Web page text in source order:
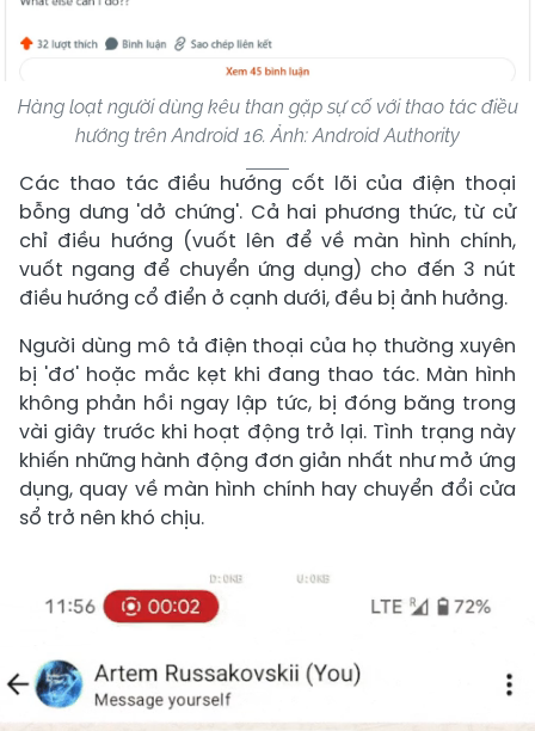
Hàng loạt người dùng kêu than gặp sự cố với thao tác điều
hướng trên Android 16. Ảnh: Android Authority
Các thao tác điều hướng cốt lõi của điện thoại
bỗng dưng 'dở chứng'. Cả hai phương thức, từ cử
chỉ điều hướng (vuốt lên để về màn hình chính,
vuốt ngang để chuyển ứng dụng) cho đến 3 nút
điều hướng cổ điển ở cạnh dưới, đều bị ảnh hưởng.
Người dùng mô tả điện thoại của họ thường xuyên
bị 'đơ' hoặc mắc kẹt khi đang thao tác. Màn hình
không phản hồi ngay lập tức, bị đóng băng trong
vài giây trước khi hoạt động trở lại. Tình trạng này
khiến những hành động đơn giản nhất như mở ứng
dụng, quay về màn hình chính hay chuyển đổi cửa
sổ trở nên khó chịu.